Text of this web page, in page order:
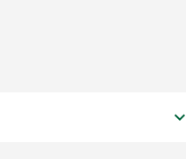
keyboard_arrow_down